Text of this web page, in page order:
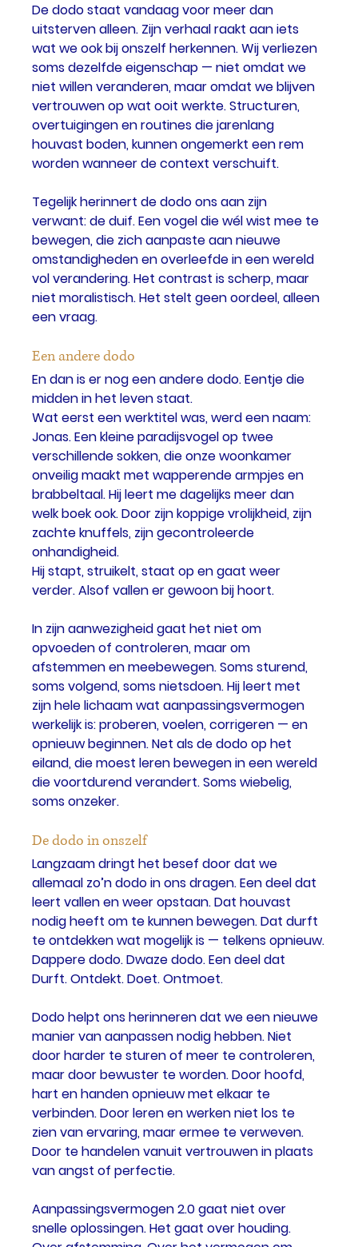
De dodo staat vandaag voor meer dan
uitsterven alleen. Zijn verhaal raakt aan iets
wat we ook bij onszelf herkennen. Wij verliezen
soms dezelfde eigenschap — niet omdat we
niet willen veranderen, maar omdat we blijven
vertrouwen op wat ooit werkte. Structuren,
overtuigingen en routines die jarenlang
houvast boden, kunnen ongemerkt een rem
worden wanneer de context verschuift.
Tegelijk herinnert de dodo ons aan zijn
verwant: de duif. Een vogel die wél wist mee te
bewegen, die zich aanpaste aan nieuwe
omstandigheden en overleefde in een wereld
vol verandering. Het contrast is scherp, maar
niet moralistisch. Het stelt geen oordeel, alleen
een vraag.
Een andere dodo
En dan is er nog een andere dodo. Eentje die
midden in het leven staat.
Wat eerst een werktitel was, werd een naam:
Jonas. Een kleine paradijsvogel op twee
verschillende sokken, die onze woonkamer
onveilig maakt met wapperende armpjes en
brabbeltaal. Hij leert me dagelijks meer dan
welk boek ook. Door zijn koppige vrolijkheid, zijn
zachte knuffels, zijn gecontroleerde
onhandigheid.
Hij stapt, struikelt, staat op en gaat weer
verder. Alsof vallen er gewoon bij hoort.
In zijn aanwezigheid gaat het niet om
opvoeden of controleren, maar om
afstemmen en meebewegen. Soms sturend,
soms volgend, soms nietsdoen. Hij leert met
zijn hele lichaam wat aanpassingsvermogen
werkelijk is: proberen, voelen, corrigeren — en
opnieuw beginnen. Net als de dodo op het
eiland, die moest leren bewegen in een wereld
die voortdurend verandert. Soms wiebelig,
soms onzeker.
De dodo in onszelf
Langzaam dringt het besef door dat we
allemaal zo’n dodo in ons dragen. Een deel dat
leert vallen en weer opstaan. Dat houvast
nodig heeft om te kunnen bewegen. Dat durft
te ontdekken wat mogelijk is — telkens opnieuw.
Dappere dodo. Dwaze dodo. Een deel dat
Durft. Ontdekt. Doet. Ontmoet.
Dodo helpt ons herinneren dat we een nieuwe
manier van aanpassen nodig hebben. Niet
door harder te sturen of meer te controleren,
maar door bewuster te worden. Door hoofd,
hart en handen opnieuw met elkaar te
verbinden. Door leren en werken niet los te
zien van ervaring, maar ermee te verweven.
Door te handelen vanuit vertrouwen in plaats
van angst of perfectie.
Aanpassingsvermogen 2.0 gaat niet over
snelle oplossingen. Het gaat over houding.